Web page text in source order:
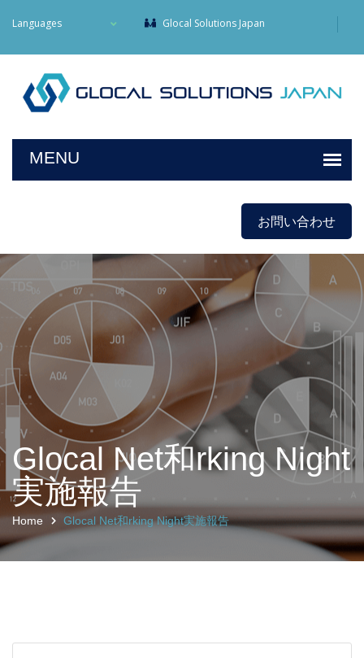
Languages Glocal Solutions Japan
お問い合わせ
Glocal Net和rking Night
実施報告
Home Glocal Net和rking Night実施報告